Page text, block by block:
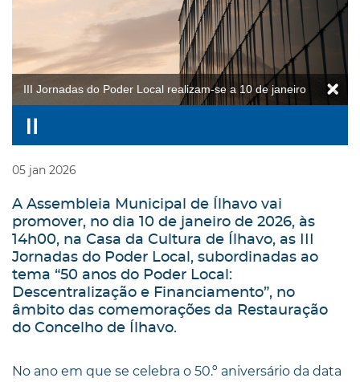
III Jornadas do Poder Local realizam-se a 10 de janeiro
05 jan 2026
A Assembleia Municipal de Ílhavo vai
promover, no dia 10 de janeiro de 2026, às
14h00, na Casa da Cultura de Ílhavo, as III
Jornadas do Poder Local, subordinadas ao
tema “50 anos do Poder Local:
Descentralização e Financiamento”, no
âmbito das comemorações da Restauração
do Concelho de Ílhavo.
No ano em que se celebra o 50.º aniversário da data